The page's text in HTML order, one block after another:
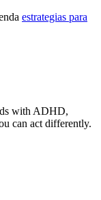
estrategias para
with ADHD,
can act differently.